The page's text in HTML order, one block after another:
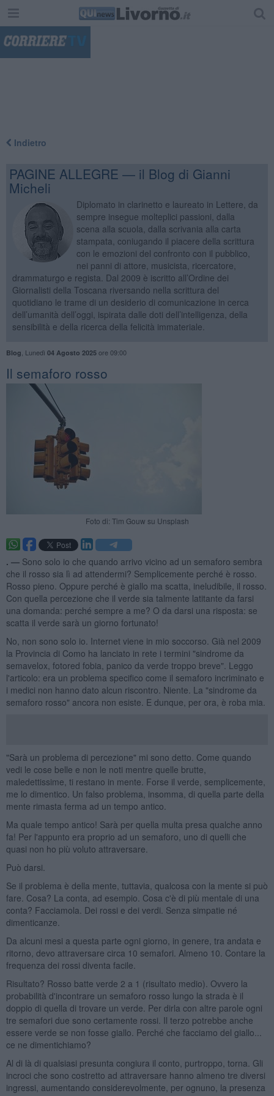
Indietro
PAGINE ALLEGRE — il Blog di Gianni
Micheli
Diplomato in clarinetto e laureato in Lettere, da
sempre insegue molteplici passioni, dalla
scena alla scuola, dalla scrivania alla carta
stampata, coniugando il piacere della scrittura
con le emozioni del confronto con il pubblico,
nei panni di attore, musicista, ricercatore,
drammaturgo e regista. Dal 2009 è iscritto all’Ordine dei
Giornalisti della Toscana riversando nella scrittura del
quotidiano le trame di un desiderio di comunicazione in cerca
dell’umanità dell’oggi, ispirata dalle doti dell’intelligenza, della
sensibilità e della ricerca della felicità immateriale.
Blog Lunedì 04 Agosto 2025ore 09:00
​Il semaforo rosso
Foto di: Tim Gouw su Unsplash
. — Sono solo io che quando arrivo vicino ad un semaforo sembra
che il rosso sia lì ad attendermi? Semplicemente perché è rosso.
Rosso pieno. Oppure perché è giallo ma scatta, ineludibile, il rosso.
Con quella percezione che il verde sia talmente latitante da farsi
una domanda: perché sempre a me? O da darsi una risposta: se
scatta il verde sarà un giorno fortunato!
No, non sono solo io. Internet viene in mio soccorso. Già nel 2009
la Provincia di Como ha lanciato in rete i termini "sindrome da
semavelox, fotored fobia, panico da verde troppo breve". Leggo
l'articolo: era un problema specifico come il semaforo incriminato e
i medici non hanno dato alcun riscontro. Niente. La "sindrome da
semaforo rosso" ancora non esiste. E dunque, per ora, è roba mia.
"Sarà un problema di percezione" mi sono detto. Come quando
vedi le cose belle e non le noti mentre quelle brutte,
maledettissime, ti restano in mente. Forse il verde, semplicemente,
me lo dimentico. Un falso problema, insomma, di quella parte della
mente rimasta ferma ad un tempo antico.
Ma quale tempo antico! Sarà per quella multa presa qualche anno
fa! Per l'appunto era proprio ad un semaforo, uno di quelli che
quasi non ho più voluto attraversare.
Può darsi.
Se il problema è della mente, tuttavia, qualcosa con la mente si può
fare. Cosa? La conta, ad esempio. Cosa c'è di più mentale di una
conta? Facciamola. Dei rossi e dei verdi. Senza simpatie né
dimenticanze.
Da alcuni mesi a questa parte ogni giorno, in genere, tra andata e
ritorno, devo attraversare circa 10 semafori. Almeno 10. Contare la
frequenza dei rossi diventa facile.
Risultato? Rosso batte verde 2 a 1 (risultato medio). Ovvero la
probabilità d'incontrare un semaforo rosso lungo la strada è il
doppio di quella di trovare un verde. Per dirla con altre parole ogni
tre semafori due sono certamente rossi. Il terzo potrebbe anche
essere verde se non fosse giallo. Perché che facciamo del giallo...
ce ne dimentichiamo?
Al di là di qualsiasi presunta congiura il conto, purtroppo, torna. Gli
incroci che sono costretto ad attraversare hanno almeno tre diversi
ingressi, aumentando considerevolmente, per ognuno, la presenza